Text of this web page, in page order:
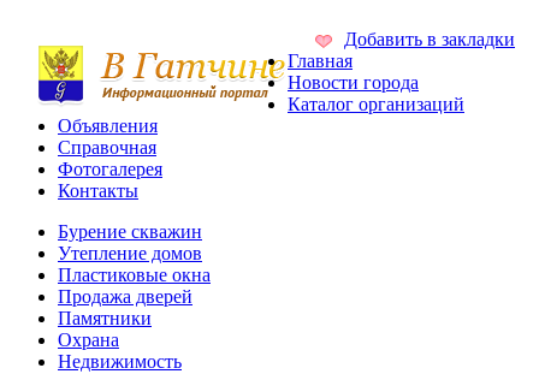
Добавить в закладки
Главная
Новости города
Каталог организаций
Объявления
Справочная
Фотогалерея
Контакты
Бурение скважин
Утепление домов
Пластиковые окна
Продажа дверей
Памятники
Охрана
Недвижимость